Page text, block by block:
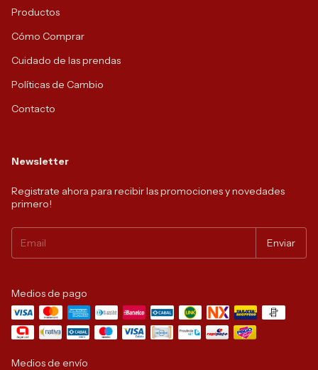
Productos
Cómo Comprar
Cuidado de las prendas
Políticas de Cambio
Contacto
Newsletter
Registrate ahora para recibir las promociones y novedades
primero!
Medios de pago
Medios de envío